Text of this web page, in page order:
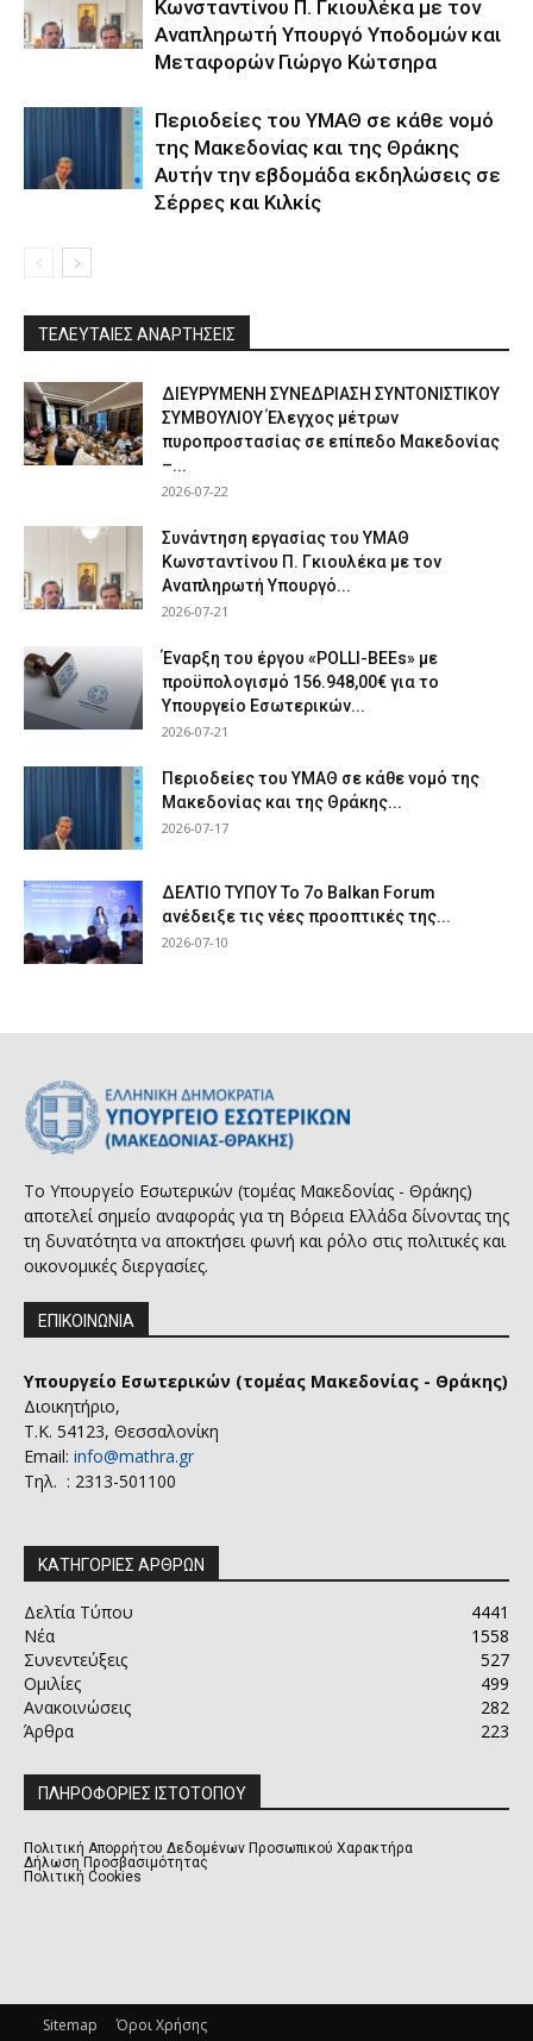
Κωνσταντίνου Π. Γκιουλέκα με τον
Αναπληρωτή Υπουργό Υποδομών και
Μεταφορών Γιώργο Κώτσηρα
Περιοδείες του ΥΜΑΘ σε κάθε νομό
της Μακεδονίας και της Θράκης
Αυτήν την εβδομάδα εκδηλώσεις σε
Σέρρες και Κιλκίς
ΤΕΛΕΥΤΑΙΕΣ ΑΝΑΡΤΗΣΕΙΣ
ΔΙΕΥΡΥΜΕΝΗ ΣΥΝΕΔΡΙΑΣΗ ΣΥΝΤΟΝΙΣΤΙΚΟΥ
ΣΥΜΒΟΥΛΙΟΥ Έλεγχος μέτρων
πυροπροστασίας σε επίπεδο Μακεδονίας
–...
2026-07-22
Συνάντηση εργασίας του ΥΜΑΘ
Κωνσταντίνου Π. Γκιουλέκα με τον
Αναπληρωτή Υπουργό...
2026-07-21
Έναρξη του έργου «POLLI-BEEs» με
προϋπολογισμό 156.948,00€ για το
Υπουργείο Εσωτερικών...
2026-07-21
Περιοδείες του ΥΜΑΘ σε κάθε νομό της
Μακεδονίας και της Θράκης...
2026-07-17
ΔΕΛΤΙΟ ΤΥΠΟΥ Το 7ο Balkan Forum
ανέδειξε τις νέες προοπτικές της...
2026-07-10
Το Υπουργείο Εσωτερικών (τομέας Μακεδονίας - Θράκης)
αποτελεί σημείο αναφοράς για τη Βόρεια Ελλάδα δίνοντας της
τη δυνατότητα να αποκτήσει φωνή και ρόλο στις πολιτικές και
οικονομικές διεργασίες.
ΕΠΙΚΟΙΝΩΝΙΑ
Υπουργείο Εσωτερικών (τομέας Μακεδονίας - Θράκης)
Διοικητήριο,
Τ.Κ. 54123, Θεσσαλονίκη
Email: info@mathra.gr
Τηλ. : 2313-501100
ΚΑΤΗΓΟΡΙΕΣ ΑΡΘΡΩΝ
Δελτία Τύπου
4441
Νέα
1558
Συνεντεύξεις
527
Ομιλίες
499
Ανακοινώσεις
282
Άρθρα
223
ΠΛΗΡΟΦΟΡΙΕΣ ΙΣΤΟΤΟΠΟΥ
Πολιτική Απορρήτου Δεδομένων Προσωπικού Χαρακτήρα
Δήλωση Προσβασιμότητας
Πολιτική Cookies
Sitemap Όροι Χρήσης